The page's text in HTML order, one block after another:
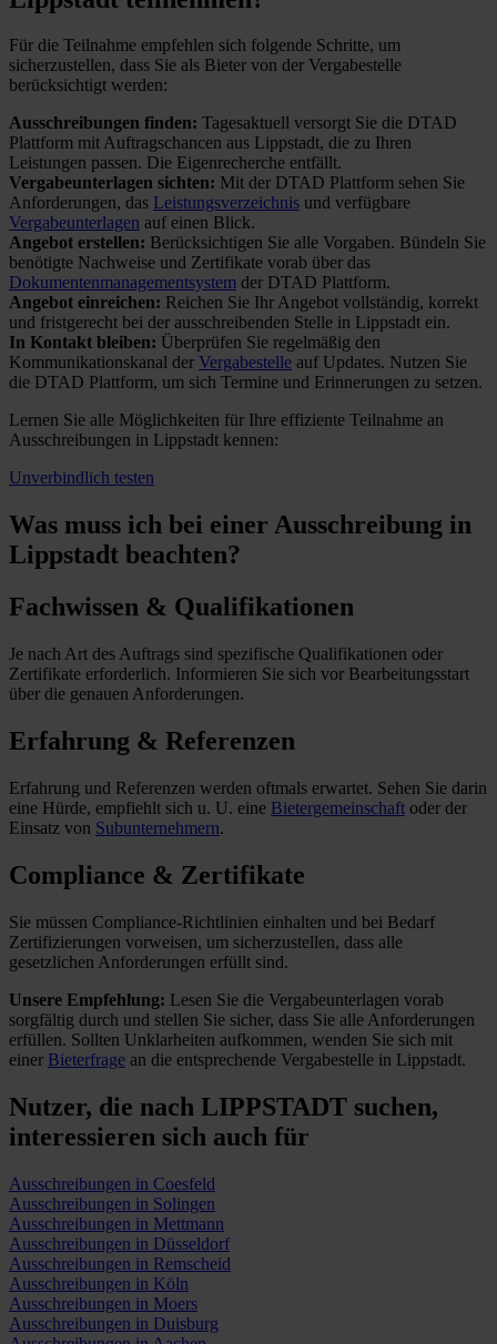
Für die Teilnahme empfehlen sich folgende Schritte, um
sicherzustellen, dass Sie als Bieter von der Vergabestelle
berücksichtigt werden:
Ausschreibungen finden: Tagesaktuell versorgt Sie die DTAD
Plattform mit Auftragschancen aus Lippstadt, die zu Ihren
Leistungen passen. Die Eigenrecherche entfällt.
Vergabeunterlagen sichten: Mit der DTAD Plattform sehen Sie
Anforderungen, das Leistungsverzeichnis und verfügbare
Vergabeunterlagen auf einen Blick.
Angebot erstellen: Berücksichtigen Sie alle Vorgaben. Bündeln Sie
benötigte Nachweise und Zertifikate vorab über das
Dokumentenmanagementsystem der DTAD Plattform.
Angebot einreichen: Reichen Sie Ihr Angebot vollständig, korrekt
und fristgerecht bei der ausschreibenden Stelle in Lippstadt ein.
In Kontakt bleiben: Überprüfen Sie regelmäßig den
Kommunikationskanal der Vergabestelle auf Updates. Nutzen Sie
die DTAD Plattform, um sich Termine und Erinnerungen zu setzen.
Lernen Sie alle Möglichkeiten für Ihre effiziente Teilnahme an
Ausschreibungen in Lippstadt kennen:
Unverbindlich testen
Was muss ich bei einer Ausschreibung in
Lippstadt beachten?
Fachwissen & Qualifikationen
Je nach Art des Auftrags sind spezifische Qualifikationen oder
Zertifikate erforderlich. Informieren Sie sich vor Bearbeitungsstart
über die genauen Anforderungen.
Erfahrung & Referenzen
Erfahrung und Referenzen werden oftmals erwartet. Sehen Sie darin
eine Hürde, empfiehlt sich u. U. eine Bietergemeinschaft oder der
Einsatz von Subunternehmern.
Compliance & Zertifikate
Sie müssen Compliance-Richtlinien einhalten und bei Bedarf
Zertifizierungen vorweisen, um sicherzustellen, dass alle
gesetzlichen Anforderungen erfüllt sind.
Unsere Empfehlung: Lesen Sie die Vergabeunterlagen vorab
sorgfältig durch und stellen Sie sicher, dass Sie alle Anforderungen
erfüllen. Sollten Unklarheiten aufkommen, wenden Sie sich mit
einer Bieterfrage an die entsprechende Vergabestelle in Lippstadt.
Nutzer, die nach LIPPSTADT suchen,
interessieren sich auch für
Ausschreibungen in Coesfeld
Ausschreibungen in Solingen
Ausschreibungen in Mettmann
Ausschreibungen in Düsseldorf
Ausschreibungen in Remscheid
Ausschreibungen in Köln
Ausschreibungen in Moers
Ausschreibungen in Duisburg